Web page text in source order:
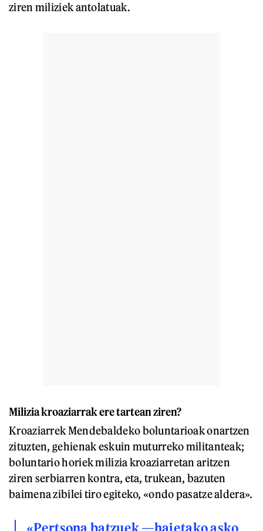
ziren miliziek antolatuak.
Milizia kroaziarrak ere tartean ziren?
Kroaziarrek Mendebaldeko boluntarioak onartzen
zituzten, gehienak eskuin muturreko militanteak;
boluntario horiek milizia kroaziarretan aritzen
ziren serbiarren kontra, eta, trukean, bazuten
baimena zibilei tiro egiteko, «ondo pasatze aldera».
«Pertsona batzuek —haietako asko